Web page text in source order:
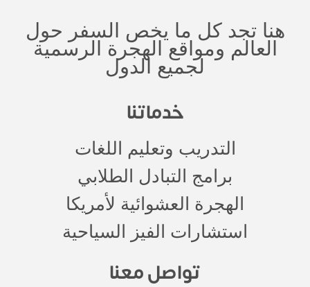
هنا تجد كل ما يخص السفر حول
العالم ومواقع الهجرة الرسمية
لجميع الدول
خدماتنا
التدريب وتعليم اللغات
برامج التبادل الطلابي
الهجرة العشوائية لأمريكا
استشارات الفيز السياحية
تواصل معنا